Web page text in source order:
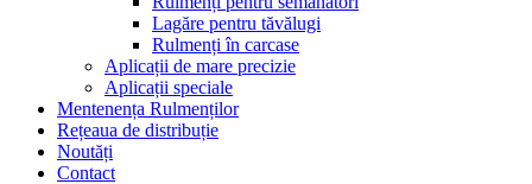
Lagăre pentru tăvălugi
Rulmenți în carcase
Aplicații de mare precizie
Aplicații speciale
Mentenența Rulmenților
Rețeaua de distribuție
Noutăți
Contact